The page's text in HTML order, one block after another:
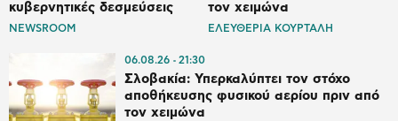
κυβερνητικές δεσμεύσεις
NEWSROOM
τον χειμώνα
ΕΛΕΥΘΕΡΙΑ ΚΟΥΡΤΑΛΗ
06.08.26 21:30
Σλοβακία: Υπερκαλύπτει τον στόχο
αποθήκευσης φυσικού αερίου πριν από
τον χειμώνα